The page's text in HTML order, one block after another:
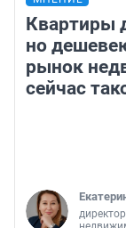
Квартиры
но
рынок
сейчас